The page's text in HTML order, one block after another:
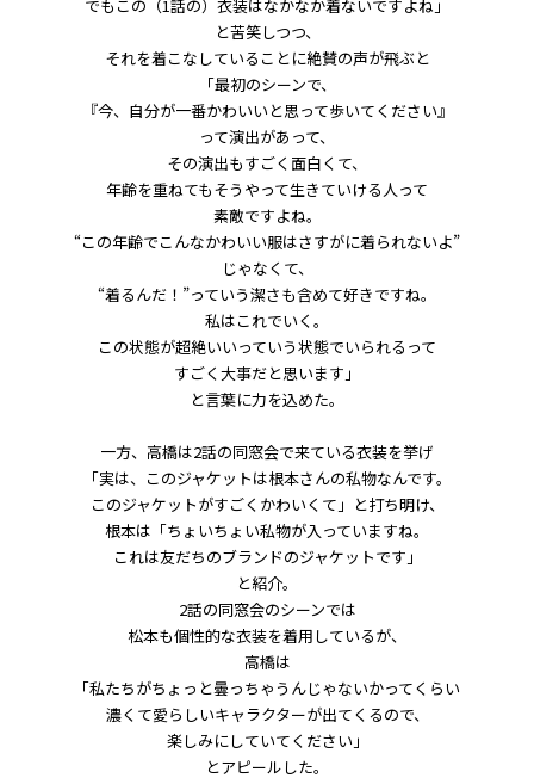
でもこの（1話の）衣装はなかなか着ないですよね」
と苦笑しつつ、
それを着こなしていることに絶賛の声が飛ぶと
「最初のシーンで、
『今、自分が一番かわいいと思って歩いてください』
って演出があって、
その演出もすごく面白くて、
年齢を重ねてもそうやって生きていける人って
素敵ですよね。
“この年齢でこんなかわいい服はさすがに着られないよ”
じゃなくて、
“着るんだ！”っていう潔さも含めて好きですね。
私はこれでいく。
この状態が超絶いいっていう状態でいられるって
すごく大事だと思います」
と言葉に力を込めた。
一方、高橋は2話の同窓会で来ている衣装を挙げ
「実は、このジャケットは根本さんの私物なんです。
このジャケットがすごくかわいくて」と打ち明け、
根本は「ちょいちょい私物が入っていますね。
これは友だちのブランドのジャケットです」
と紹介。
2話の同窓会のシーンでは
松本も個性的な衣装を着用しているが、
高橋は
「私たちがちょっと曇っちゃうんじゃないかってくらい
濃くて愛らしいキャラクターが出てくるので、
楽しみにしていてください」
とアピールした。